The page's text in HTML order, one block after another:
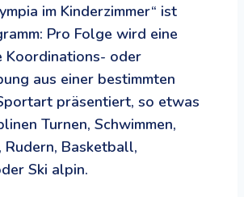
im Kinderzimmer“ ist
Pro Folge wird eine
Koordinations- oder
aus einer bestimmten
präsentiert, so etwas
Turnen, Schwimmen,
Basketball,
Ski alpin.